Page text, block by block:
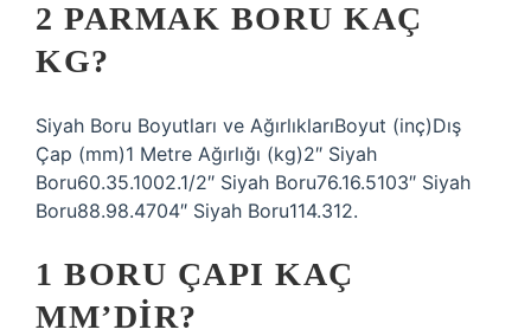
2 PARMAK BORU KAÇ
KG?
Siyah Boru Boyutları ve AğırlıklarıBoyut (inç)Dış
Çap (mm)1 Metre Ağırlığı (kg)2″ Siyah
Boru60.35.1002.1/2″ Siyah Boru76.16.5103″ Siyah
Boru88.98.4704″ Siyah Boru114.312.
1 BORU ÇAPI KAÇ
MM’DIR?